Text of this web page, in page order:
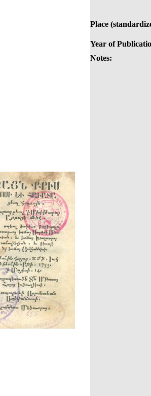
Place
Year of
Notes: